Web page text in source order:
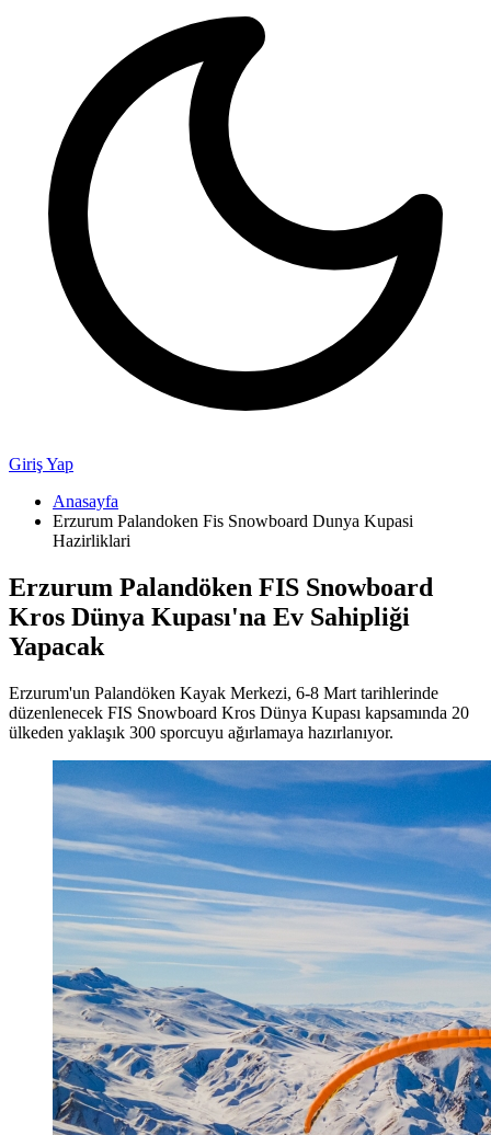
Giriş Yap
Anasayfa
Erzurum Palandoken Fis Snowboard Dunya Kupasi
Hazirliklari
Erzurum Palandöken FIS Snowboard
Kros Dünya Kupası'na Ev Sahipliği
Yapacak
Erzurum'un Palandöken Kayak Merkezi, 6-8 Mart tarihlerinde
düzenlenecek FIS Snowboard Kros Dünya Kupası kapsamında 20
ülkeden yaklaşık 300 sporcuyu ağırlamaya hazırlanıyor.